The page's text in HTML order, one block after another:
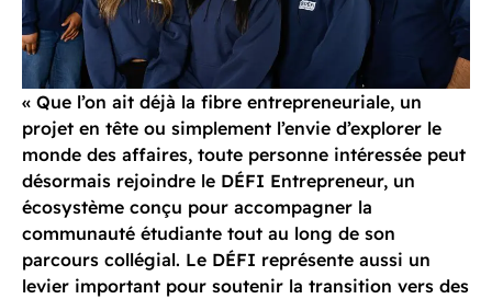
« Que l’on ait déjà la fibre entrepreneuriale, un
projet en tête ou simplement l’envie d’explorer le
monde des affaires, toute personne intéressée peut
désormais rejoindre le DÉFI Entrepreneur, un
écosystème conçu pour accompagner la
communauté étudiante tout au long de son
parcours collégial. Le DÉFI représente aussi un
levier important pour soutenir la transition vers des